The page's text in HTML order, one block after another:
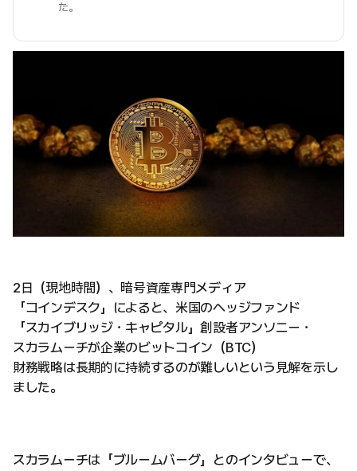
た。
2日（現地時間）、暗号資産専門メディア
「コインデスク」によると、米国のヘッジファンド
「スカイブリッジ・キャピタル」創設者アンソニー・
スカラムーチが企業のビットコイン（BTC）
財務戦略は長期的に持続するのが難しいという見解を示し
ました。
スカラムーチは「ブルームバーグ」とのインタビューで、